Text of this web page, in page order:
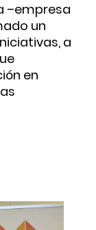
–empresa
un
a
en